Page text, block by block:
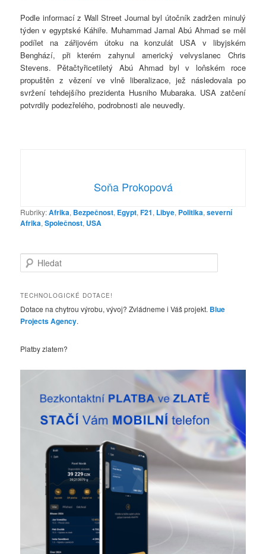
Podle informací z Wall Street Journal byl útočník zadržen minulý
týden v egyptské Káhiře. Muhammad Jamal Abú Ahmad se měl
podílet na zářijovém útoku na konzulát USA v libyjském
Benghází, při kterém zahynul americký velvyslanec Chris
Stevens. Pětačtyřicetiletý Abú Ahmad byl v loňském roce
propuštěn z vězení ve vlně liberalizace, jež následovala po
svržení tehdejšího prezidenta Husniho Mubaraka. USA zatčení
potvrdily podezřelého, podrobnosti ale neuvedly.
Soňa Prokopová
Rubriky:Afrika, Bezpečnost, Egypt,F21, Libye, Politika,severní
Afrika,Společnost, USA
l
d
t
TECHNOLOGICKÉ DOTACE!
Dotace na chytrou výrobu, vývoj? Zvládneme i Váš projekt. Blue
Projects Agency.
Platby zlatem?